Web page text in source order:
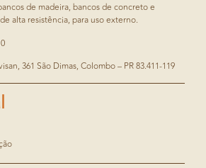
de madeira, bancos de concreto e
alta resistência, para uso externo.
361 São Dimas, Colombo – PR 83.411-119